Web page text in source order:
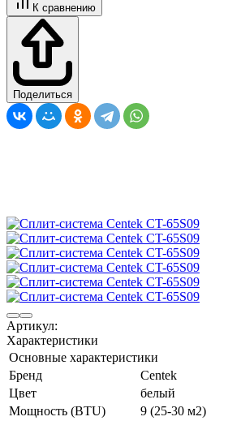
К сравнению
Поделиться
Артикул:
Характеристики
Основные характеристики
Бренд
Centek
Цвет
белый
Мощность (BTU)
9 (25-30 м2)